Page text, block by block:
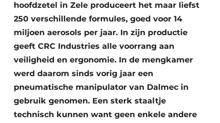
hoofdzetel in Zele produceert het maar liefst
250 verschillende formules, goed voor 14
miljoen aerosols per jaar. In zijn productie
geeft CRC Industries alle voorrang aan
veiligheid en ergonomie. In de mengkamer
werd daarom sinds vorig jaar een
pneumatische manipulator van Dalmec in
gebruik genomen. Een sterk staaltje
technisch kunnen want geen enkele andere